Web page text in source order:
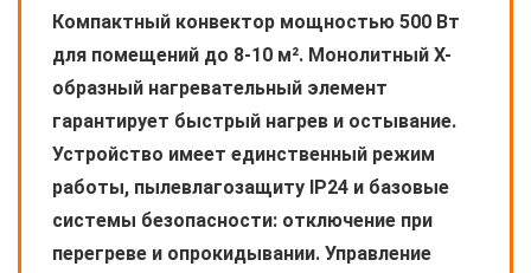
Компактный конвектор мощностью 500 Вт
для помещений до 8-10 м². Монолитный X-
образный нагревательный элемент
гарантирует быстрый нагрев и остывание.
Устройство имеет единственный режим
работы, пылевлагозащиту IP24 и базовые
системы безопасности: отключение при
перегреве и опрокидывании. Управление